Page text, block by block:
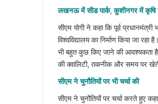
लखनऊ में सीड पार्क, कुशीनगर में कृषि
सीएम योगी ने कहा कि पूर्व
विश्वविद्यालय का निर्माण किया जा
भी बहुत कुछ किए जाने की आवश्यकता
की क्वालिटी, तकनीक और समय पर
सीएम ने चुनौतियों पर भी चर्चा की
सीएम ने चुनौतियों पर चर्चा करते हुए